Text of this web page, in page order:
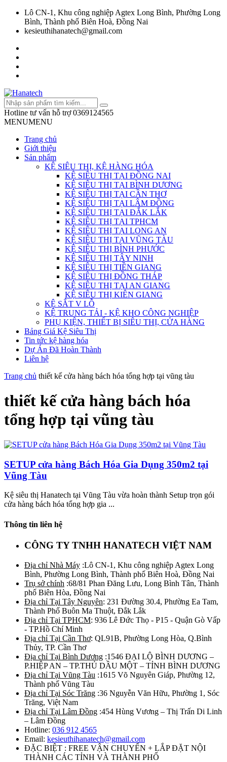
Lô CN-1, Khu công nghiệp Agtex Long Bình, Phường Long
Bình, Thành phố Biên Hoà, Đồng Nai
kesieuthihanatech@gmail.com
Hotline tư vấn hỗ trợ 0369124565
MENUMENU
Trang chủ
Giới thiệu
Sản phẩm
KỆ SIÊU THỊ, KỆ HÀNG HÓA
KỆ SIÊU THỊ TẠI ĐỒNG NAI
KỆ SIÊU THỊ TẠI BÌNH DƯƠNG
KỆ SIÊU THỊ TẠI CẦN THƠ
KỆ SIÊU THỊ TẠI LÂM ĐỒNG
KỆ SIÊU THỊ TẠI ĐẮK LẮK
KỆ SIÊU THỊ TẠI TPHCM
KỆ SIÊU THỊ TẠI LONG AN
KỆ SIÊU THỊ TẠI VŨNG TÀU
KỆ SIÊU THỊ BÌNH PHƯỚC
KỆ SIÊU THỊ TÂY NINH
KỆ SIÊU THỊ TIỀN GIANG
KỆ SIÊU THỊ ĐỒNG THÁP
KỆ SIÊU THỊ TẠI AN GIANG
KỆ SIÊU THỊ KIÊN GIANG
KỆ SẮT V LỖ
KỆ TRUNG TẢI - KỆ KHO CÔNG NGHIỆP
PHỤ KIỆN, THIẾT BỊ SIÊU THỊ, CỬA HÀNG
Bảng Giá Kệ Siêu Thị
Tin tức kệ hàng hóa
Dự Án Đã Hoàn Thành
Liên hệ
Trang chủ thiết kế cửa hàng bách hóa tổng hợp tại vũng tàu
thiết kế cửa hàng bách hóa
tổng hợp tại vũng tàu
SETUP cửa hàng Bách Hóa Gia Dụng 350m2 tại
Vũng Tàu
Kệ siêu thị Hanatech tại Vũng Tàu vừa hoàn thành Setup trọn gói
cửa hàng bách hóa tổng hợp gia ...
Thông tin liên hệ
CÔNG TY TNHH HANATECH VIỆT NAM
Địa chỉ Nhà Máy :Lô CN-1, Khu công nghiệp Agtex Long
Bình, Phường Long Bình, Thành phố Biên Hoà, Đồng Nai
Trụ sở chính :68/81 Phan Đăng Lưu, Long Bình Tân, Thành
phố Biên Hòa, Đồng Nai
Địa chỉ Tại Tây Nguyên: 231 Đường 30.4, Phường Ea Tam,
Thành Phố Buôn Ma Thuột, Đắk Lắk
Địa chỉ Tại TPHCM: 936 Lê Đức Thọ - P15 - Quận Gò Vấp
- TP.Hồ Chí Minh
Địa chỉ Tại Cần Thơ: QL91B, Phường Long Hòa, Q.Bình
Thủy, TP. Cần Thơ
Địa chỉ Tại Bình Dương :1546 ĐẠI LỘ BÌNH DƯƠNG –
P.HIỆP AN – TP.THỦ DẦU MỘT – TỈNH BÌNH DƯƠNG
Địa chỉ Tại Vũng Tàu :1615 Võ Nguyên Giáp, Phường 12,
Thành phố Vũng Tàu
Địa chỉ Tại Sóc Trăng :36 Nguyễn Văn Hữu, Phường 1, Sóc
Trăng, Việt Nam
Địa chỉ Tại Lâm Đồng :454 Hùng Vương – Thị Trấn Di Linh
– Lâm Đồng
Hotline: 036 912 4565
Email: kesieuthihanatech@gmail.com
ĐẶC BIỆT : FREE VẬN CHUYỂN + LẮP ĐẶT NỘI
THÀNH CÁC TỈNH VÀ THÀNH PHỐ